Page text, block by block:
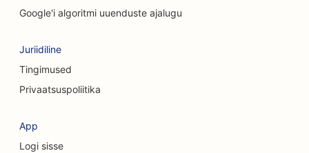
SEO puhastusteenuste jaoks
SEO konsultatsioonifirmadele
SEO kosmeetiliste kirurgide jaoks
SEO valuutavahetusteenuste jaoks
Google'i algoritmi uuenduste ajalugu
Juriidiline
Tingimused
Privaatsuspoliitika
App
Logi sisse